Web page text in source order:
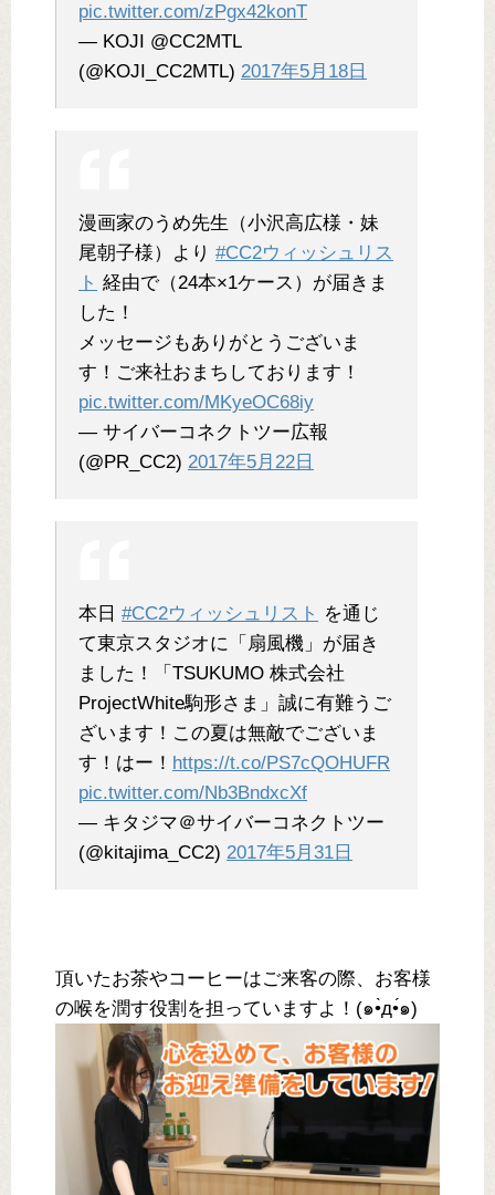
pic.twitter.com/zPgx42konT
— KOJI @CC2MTL
(@KOJI_CC2MTL) 2017年5月18日
漫画家のうめ先生（小沢高広様・妹
尾朝子様）より #CC2ウィッシュリス
ト 経由で（24本×1ケース）が届きま
した！
メッセージもありがとうございま
す！ご来社おまちしております！
pic.twitter.com/MKyeOC68iy
— サイバーコネクトツー広報
(@PR_CC2) 2017年5月22日
本日 #CC2ウィッシュリスト を通じ
て東京スタジオに「扇風機」が届き
ました！「TSUKUMO 株式会社
ProjectWhite駒形さま」誠に有難うご
ざいます！この夏は無敵でございま
す！はー！ https://t.co/PS7cQOHUFR
pic.twitter.com/Nb3BndxcXf
— キタジマ＠サイバーコネクトツー
(@kitajima_CC2) 2017年5月31日
頂いたお茶やコーヒーはご来客の際、お客様
の喉を潤す役割を担っていますよ！(๑•̀д•́๑)